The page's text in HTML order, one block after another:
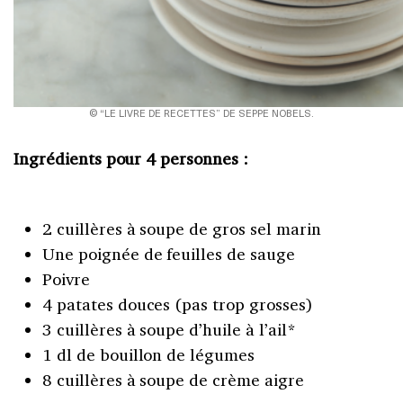
© “LE LIVRE DE RECETTES” DE SEPPE NOBELS.
Ingrédients pour 4 personnes :
2 cuillères à soupe de gros sel marin
Une poignée de feuilles de sauge
Poivre
4 patates douces (pas trop grosses)
3 cuillères à soupe d’huile à l’ail*
1 dl de bouillon de légumes
8 cuillères à soupe de crème aigre